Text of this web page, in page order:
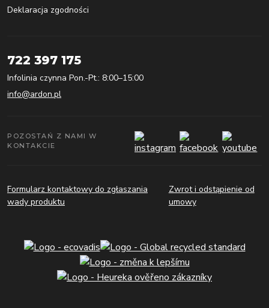
Deklaracja zgodności
722 397 175
Infolinia czynna Pon.-Pt.: 8:00–15:00
info@ardon.pl
POZOSTAŃ Z NAMI W
KONTAKCIE
Formularz kontaktowy do zgłaszania
wady produktu
Zwrot i odstąpienie od
umowy